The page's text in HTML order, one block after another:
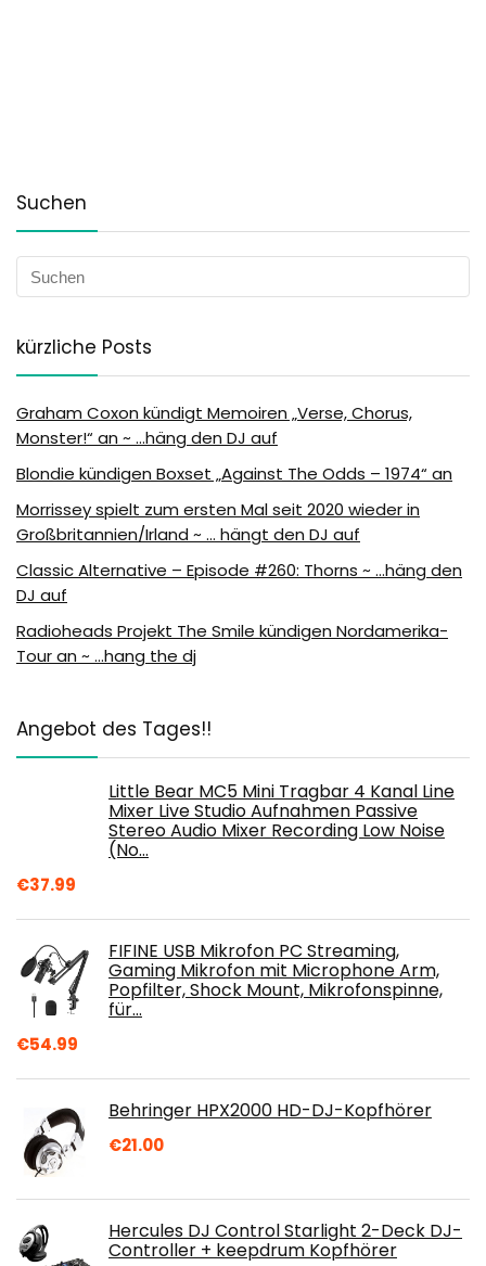
Suchen
kürzliche Posts
Graham Coxon kündigt Memoiren „Verse, Chorus,
Monster!“ an ~ …häng den DJ auf
Blondie kündigen Boxset „Against The Odds – 1974“ an
Morrissey spielt zum ersten Mal seit 2020 wieder in
Großbritannien/Irland ~ … hängt den DJ auf
Classic Alternative – Episode #260: Thorns ~ …häng den
DJ auf
Radioheads Projekt The Smile kündigen Nordamerika-
Tour an ~ …hang the dj
Angebot des Tages!!
Little Bear MC5 Mini Tragbar 4 Kanal Line
Mixer Live Studio Aufnahmen Passive
Stereo Audio Mixer Recording Low Noise
(No…
€37.99
FIFINE USB Mikrofon PC Streaming,
Gaming Mikrofon mit Microphone Arm,
Popfilter, Shock Mount, Mikrofonspinne,
für…
€54.99
Behringer HPX2000 HD-DJ-Kopfhörer
€21.00
Hercules DJ Control Starlight 2-Deck DJ-
Controller + keepdrum Kopfhörer